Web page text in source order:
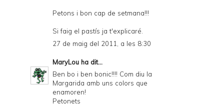
Petons i bon cap de setmana!!!
Si faig el pastís ja t'explicaré.
27 de maig del 2011, a les 8:30
MaryLou ha dit...
Ben bo i ben bonic!!!! Com diu la
Margarida amb uns colors que
enamoren!
Petonets